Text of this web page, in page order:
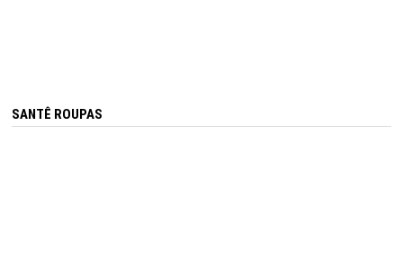
SANTÊ ROUPAS